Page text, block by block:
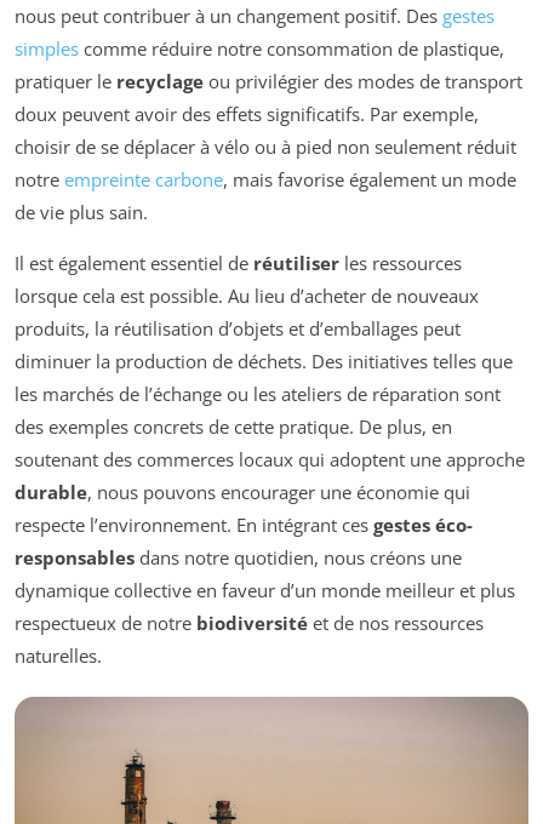
nous peut contribuer à un changement positif. Des gestes
simples comme réduire notre consommation de plastique,
pratiquer le recyclage ou privilégier des modes de transport
doux peuvent avoir des effets significatifs. Par exemple,
choisir de se déplacer à vélo ou à pied non seulement réduit
notre empreinte carbone, mais favorise également un mode
de vie plus sain.
Il est également essentiel de réutiliser les ressources
lorsque cela est possible. Au lieu d’acheter de nouveaux
produits, la réutilisation d’objets et d’emballages peut
diminuer la production de déchets. Des initiatives telles que
les marchés de l’échange ou les ateliers de réparation sont
des exemples concrets de cette pratique. De plus, en
soutenant des commerces locaux qui adoptent une approche
durable, nous pouvons encourager une économie qui
respecte l’environnement. En intégrant ces gestes éco-
responsables dans notre quotidien, nous créons une
dynamique collective en faveur d’un monde meilleur et plus
respectueux de notre biodiversité et de nos ressources
naturelles.